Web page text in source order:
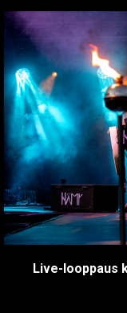
Live-looppaus